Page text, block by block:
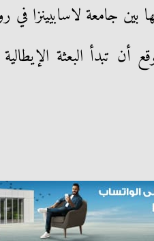
بين جامعة لاسابيينزا في
أن تبدأ البعثة